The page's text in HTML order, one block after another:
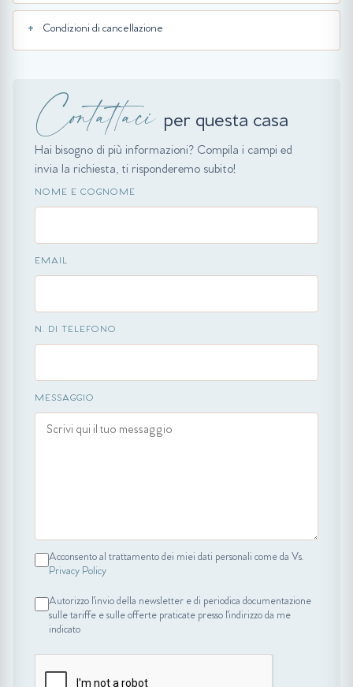
Condizioni di cancellazione
Contattaci per questa casa
Hai bisogno di più informazioni? Compila i campi ed
invia la richiesta, ti risponderemo subito!
NOME E COGNOME
EMAIL
N. DI TELEFONO
MESSAGGIO
Acconsento al trattamento dei miei dati personali come da Vs.
Privacy Policy
Autorizzo l'invio della newsletter e di periodica documentazione
sulle tariffe e sulle offerte praticate presso l'indirizzo da me
indicato